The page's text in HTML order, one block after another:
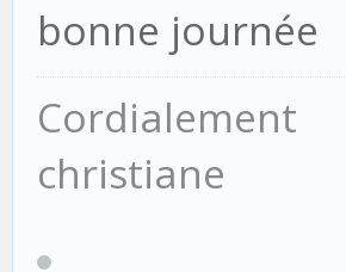
bonne journée
Cordialement
christiane